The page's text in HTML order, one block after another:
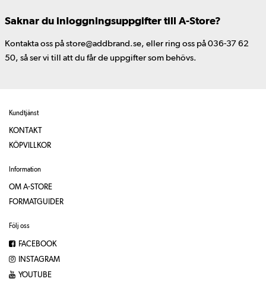
Saknar du inloggningsuppgifter till A-Store?
Kontakta oss på store@addbrand.se, eller ring oss på 036-37 62
50, så ser vi till att du får de uppgifter som behövs.
Kundtjänst
KONTAKT
KÖPVILLKOR
Information
OM A-STORE
FORMATGUIDER
Följ oss
FACEBOOK
INSTAGRAM
YOUTUBE